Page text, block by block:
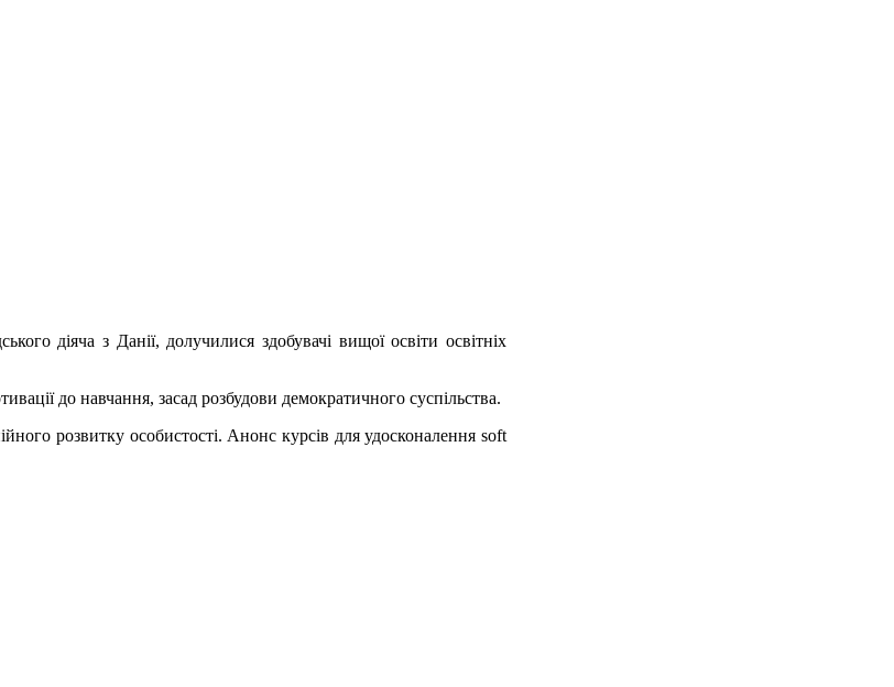
діяча з Данії, долучилися здобувачі вищої освіти освітніх
до навчання, засад розбудови демократичного суспільства.
розвитку особистості. Анонс курсів для удосконалення soft